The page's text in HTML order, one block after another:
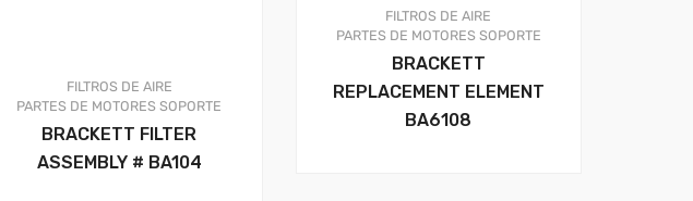
FILTROS DE AIRE
PARTES DE MOTORES SOPORTE
BRACKETT FILTER
ASSEMBLY # BA104
FILTROS DE AIRE
PARTES DE MOTORES SOPORTE
BRACKETT
REPLACEMENT ELEMENT
BA6108